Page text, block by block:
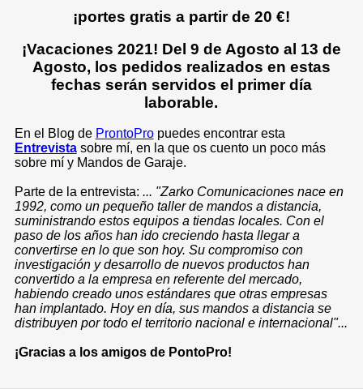
¡portes gratis a partir de 20 €!
¡Vacaciones 2021! Del 9 de Agosto al 13 de
Agosto, los pedidos realizados en estas
fechas serán servidos el primer día
laborable.
En el Blog de ProntoPropuedes encontrar esta
Entrevistasobre mí, en la que os cuento un poco más
sobre mí y Mandos de Garaje.
Parte de la entrevista: ... "Zarko Comunicaciones nace en
1992, como un pequeño taller de mandos a distancia,
suministrando estos equipos a tiendas locales. Con el
paso de los años han ido creciendo hasta llegar a
convertirse en lo que son hoy. Su compromiso con
investigación y desarrollo de nuevos productos han
convertido a la empresa en referente del mercado,
habiendo creado unos estándares que otras empresas
han implantado. Hoy en día, sus mandos a distancia se
distribuyen por todo el territorio nacional e internacional"...
¡Gracias a los amigos de PontoPro!